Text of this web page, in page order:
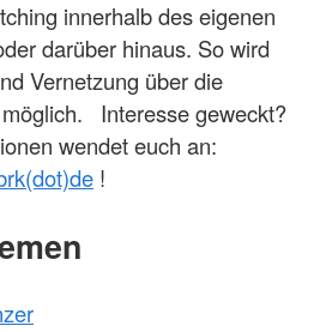
innerhalb des eigenen
darüber hinaus. So wird
Vernetzung über die
Interesse geweckt?
wendet euch an:
!